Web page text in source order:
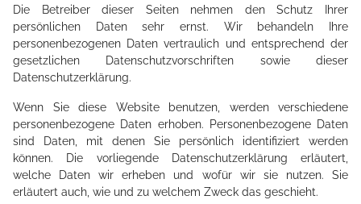
Die Betreiber dieser Seiten nehmen den Schutz Ihrer
persönlichen Daten sehr ernst. Wir behandeln Ihre
personenbezogenen Daten vertraulich und entsprechend der
gesetzlichen Datenschutzvorschriften sowie dieser
Datenschutzerklärung.
Wenn Sie diese Website benutzen, werden verschiedene
personenbezogene Daten erhoben. Personenbezogene Daten
sind Daten, mit denen Sie persönlich identifiziert werden
können. Die vorliegende Datenschutzerklärung erläutert,
welche Daten wir erheben und wofür wir sie nutzen. Sie
erläutert auch, wie und zu welchem Zweck das geschieht.